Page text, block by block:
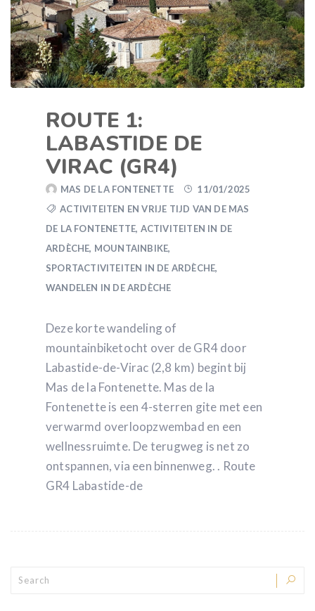
ROUTE 1:
LABASTIDE DE
VIRAC (GR4)
MAS DE LA FONTENETTE
11/01/2025
ACTIVITEITEN EN VRIJE TIJD VAN DE MAS
DE LA FONTENETTE, ACTIVITEITEN IN DE
ARDÈCHE, MOUNTAINBIKE,
SPORTACTIVITEITEN IN DE ARDÈCHE,
WANDELEN IN DE ARDÈCHE
Deze korte wandeling of
mountainbiketocht over de GR4 door
Labastide-de-Virac (2,8 km) begint bij
Mas de la Fontenette. Mas de la
Fontenette is een 4-sterren gite met een
verwarmd overloopzwembad en een
wellnessruimte. De terugweg is net zo
ontspannen, via een binnenweg. . Route
GR4 Labastide-de